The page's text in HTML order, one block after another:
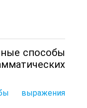
способы
выражения